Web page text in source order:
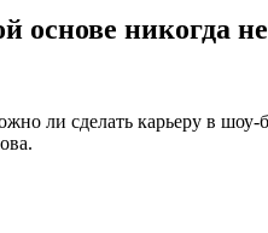
основе никогда
ли сделать карьеру в